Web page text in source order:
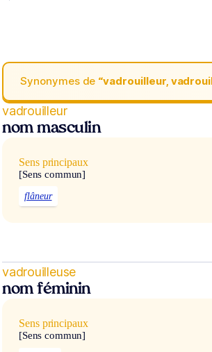
Synonymes de “vadrouilleur,
vadrouilleur
nom masculin
Sens principaux
[Sens commun]
flâneur
vadrouilleuse
nom féminin
Sens principaux
[Sens commun]